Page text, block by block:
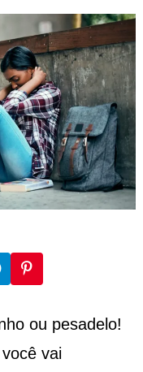
ou pesadelo!
vai